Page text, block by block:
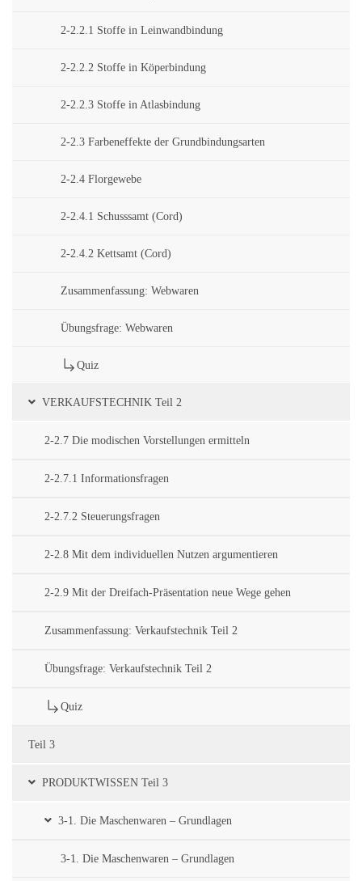
2-2.2.1 Stoffe in Leinwandbindung
2-2.2.2 Stoffe in Köperbindung
2-2.2.3 Stoffe in Atlasbindung
2-2.3 Farbeneffekte der Grundbindungsarten
2-2.4 Florgewebe
2-2.4.1 Schusssamt (Cord)
2-2.4.2 Kettsamt (Cord)
Zusammenfassung: Webwaren
Übungsfrage: Webwaren
Quiz
VERKAUFSTECHNIK Teil 2
2-2.7 Die modischen Vorstellungen ermitteln
2-2.7.1 Informationsfragen
2-2.7.2 Steuerungsfragen
2-2.8 Mit dem individuellen Nutzen argumentieren
2-2.9 Mit der Dreifach-Präsentation neue Wege gehen
Zusammenfassung: Verkaufstechnik Teil 2
Übungsfrage: Verkaufstechnik Teil 2
Quiz
Teil 3
PRODUKTWISSEN Teil 3
3-1. Die Maschenwaren – Grundlagen
3-1. Die Maschenwaren – Grundlagen